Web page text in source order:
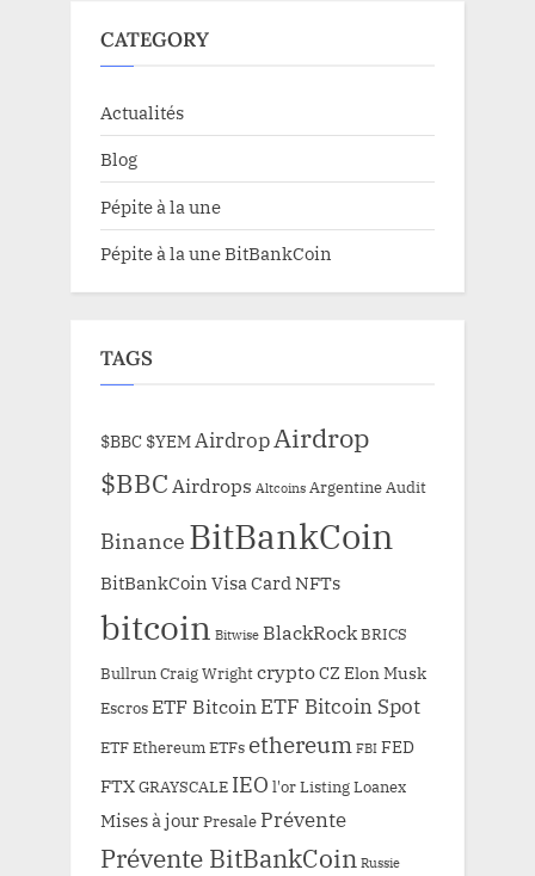
CATEGORY
Actualités
Blog
Pépite à la une
Pépite à la une BitBankCoin
TAGS
$BBC $YEMAirdropAirdrop
$BBCAirdrops Altcoins Argentine Audit
Binance BitBankCoin
BitBankCoin Visa Card NFTs
bitcoin Bitwise BlackRockBRICS
Bullrun Craig WrightcryptoCZ Elon Musk
EscrosETF Bitcoin ETF Bitcoin Spot
ETF Ethereum ETFs ethereum FBI FED
FTXGRAYSCALE IEO l'orListingLoanex
Mises à jourPresale Prévente
Prévente BitBankCoin Russie